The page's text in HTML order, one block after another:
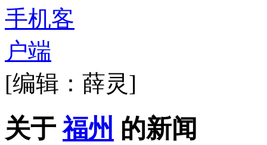
[编辑：薛灵]
关于 福州 的新闻